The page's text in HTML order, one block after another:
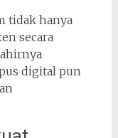
tidak hanya
secara
digital pun